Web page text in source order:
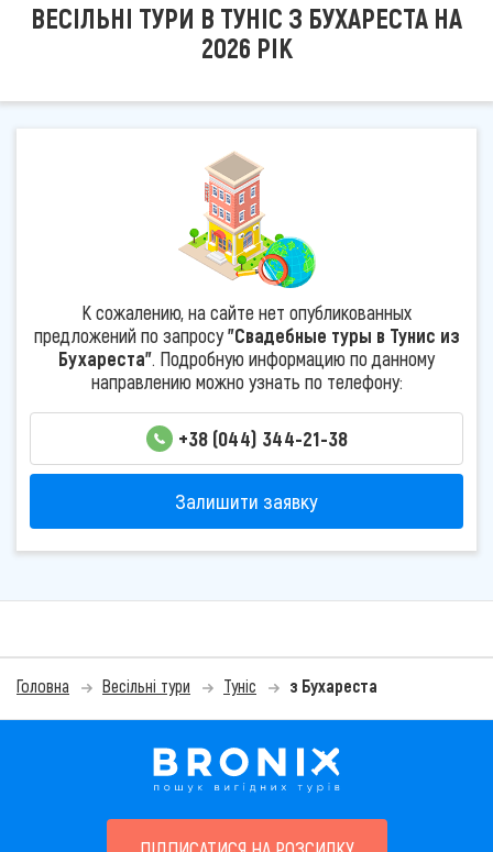
ВЕСІЛЬНІ ТУРИ В ТУНІС З БУХАРЕСТА НА
2026 РІК
К сожалению, на сайте нет опубликованных
предложений по запросу"Свадебные туры в Тунис из
Бухареста". Подробную информацию по данному
направлению можно узнать по телефону:
+38 (044) 344-21-38
Залишити заявку
Головна Весільні тури Туніс з Бухареста